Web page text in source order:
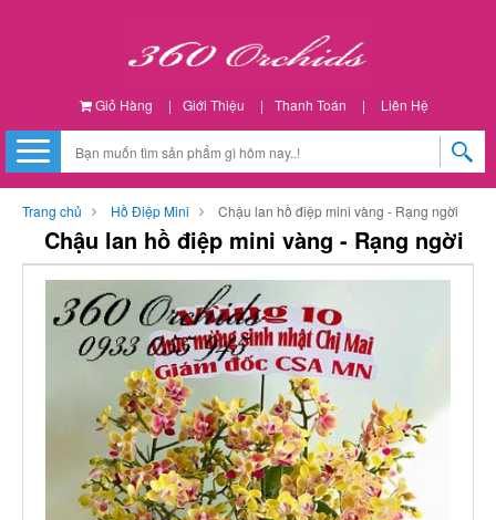
Giỏ Hàng | Giới Thiệu | Thanh Toán | Liên Hệ
Trang chủ Hồ Điệp Mini Chậu lan hồ điệp mini vàng - Rạng ngời
Chậu lan hồ điệp mini vàng - Rạng ngời